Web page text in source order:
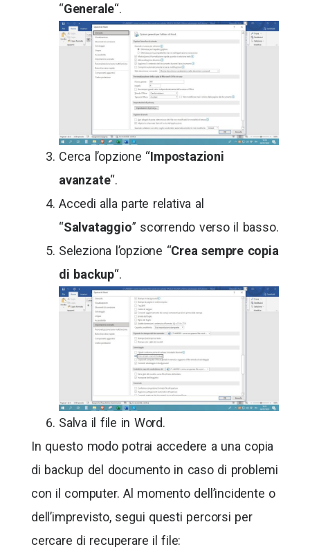
“Generale“.
Cerca l’opzione “Impostazioni
avanzate“.
Accedi alla parte relativa al
“Salvataggio” scorrendo verso il basso.
Seleziona l’opzione “Crea sempre copia
di backup“.
Salva il file in Word.
In questo modo potrai accedere a una copia
di backup del documento in caso di problemi
con il computer. Al momento dell’incidente o
dell’imprevisto, segui questi percorsi per
cercare di recuperare il file: